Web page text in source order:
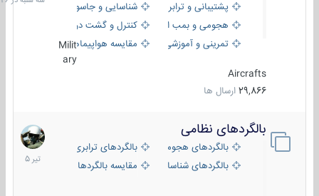
پشتیبانی و ترابری
شناسایی و جاسوسی
هجومی و بمب افکن
کنترل و گشت دریایی
تمرینی و آموزشی
مقایسه هواپیماهاMilit
ary
Aircrafts
29,866 ارسال ها
بالگردهای نظامی
بالگردهای هجومی
بالگردهای ترابری
بالگردهای شناسایی
مقایسه بالگردها
22
تیر
1405